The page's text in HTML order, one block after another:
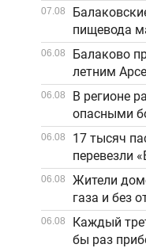
07.08
пищевода
06.08
Балаково
летним
06.08
В регионе
опасными
06.08
17 тысяч
перевезли
06.08
Жители
газа и без
06.08
Каждый
бы раз